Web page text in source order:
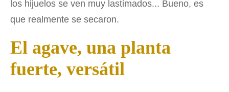
los hijuelos se ven muy lastimados... Bueno, es
que realmente se secaron.
El agave, una planta
fuerte, versátil